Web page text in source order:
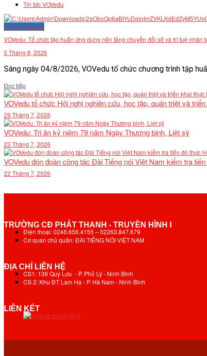
Tin tức VOVedu
Tin tức VOVedu
VOVedu: Tổ chức tập huấn ứng dụng nền tảng chuyển đổi số và trí tuệ nhân
5 Tháng 8, 2026
Sáng ngày 04/8/2026, VOVedu tổ chức chương trình tập
Đọc tiếpDetails
VOVedu tổ chức Hội nghị nghiên cứu, học tập, quán triệt và
29 Tháng 7, 2026
VOVedu: Tri ân kỷ niệm 79 năm Ngày Thương binh, Liệt sỹ
23 Tháng 7, 2026
VOVedu đón đoàn công tác Đài Tiếng nói Việt Nam kiểm tra
22 Tháng 7, 2026
TRƯỜNG CĐ PHÁT THANH - TRUYỀN HÌNH I
Điện thoại: 0246.656.4155 – 02263.847.679
Cơ quan chủ quản: ĐÀI TIẾNG NÓI VIỆT NAM
ĐỊA CHỈ LIÊN HỆ
CS1: 136 Quy Lưu - P. Phủ Lý - Ninh Bình
CS 2: Khu ĐT Lam Hạ - P. Hà Nam - Ninh Bình
LIÊN KẾT